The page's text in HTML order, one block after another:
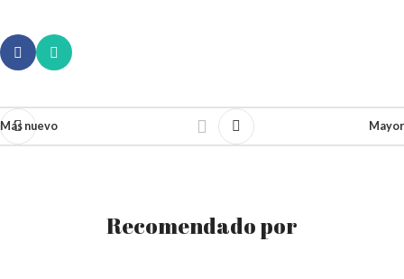
Más nuevo Mayor
Recomendado por